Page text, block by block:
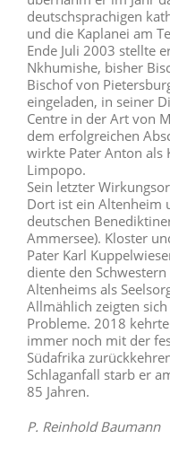
deutschsprachigen
und die Kaplanei am
Ende Juli 2003 stellte
Nkhumishe, bisher
Bischof von
eingeladen, in seiner
Centre in der Art von
dem erfolgreichen
wirkte Pater Anton als
Limpopo.
Sein letzter
Dort ist ein Altenheim
deutschen
Ammersee). Kloster
Pater Karl
diente den
Altenheims als
Allmählich zeigten
Probleme. 2018
immer noch mit der
Südafrika
Schlaganfall starb er
85 Jahren.
P. Reinhold Baumann